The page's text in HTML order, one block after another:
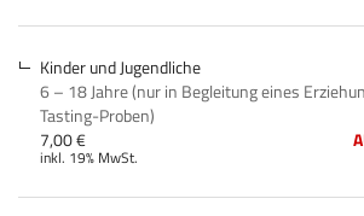
Kinder und Jugendliche
6 – 18 Jahre (nur in Begleitung eines
Tasting-Proben)
7,00 €
inkl. 19% MwSt.